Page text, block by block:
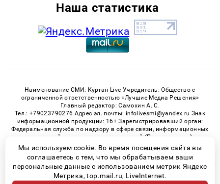
Наша статистика
Наименование СМИ: Курган Live Учредитель: Общество с
ограниченной ответственностью «Лучшие Медиа Решения»
Главный редактор: Самохин А. С.
Тел.: +79023790276 Адрес эл. почты: infolivesmi@yandex.ru Знак
информационной продукции: 16+ Зарегистрировавший орган:
Федеральная служба по надзору в сфере связи, информационных
технологий и массовых коммуникаций (Роскомнадзор)
Регистрационный номер СМИ ЭЛ № ФС 77 - 82535 от 21.01.2022
© 2026 «Kurgan-Live» | Все права защищены
Мы используем cookie. Во время посещения сайта вы
соглашаетесь с тем, что мы обрабатываем ваши
персональные данные с использованием метрик Яндекс
Метрика, top.mail.ru, LiveInternet.